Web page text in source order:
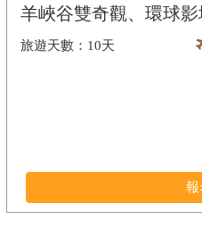
羊峽谷雙奇觀、環球影
10天
報